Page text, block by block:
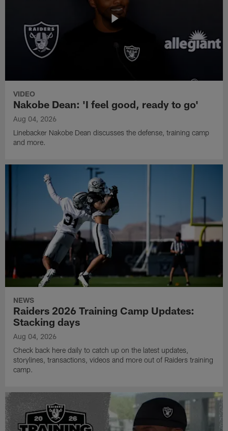
VIDEO
Nakobe Dean: 'I feel good, ready to go'
Aug 04, 2026
Linebacker Nakobe Dean discusses the defense, training camp
and more.
NEWS
Raiders 2026 Training Camp Updates:
Stacking days
Aug 04, 2026
Check back here daily to catch up on the latest updates,
storylines, transactions, videos and more out of Raiders training
camp.